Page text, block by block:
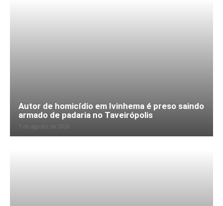
Autor de homicídio em Ivinhema é preso saindo
armado de padaria no Taveirópolis
7 de agosto de 2026